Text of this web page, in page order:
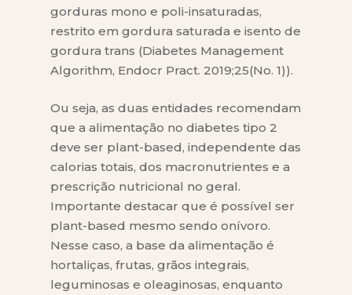
gorduras mono e poli-insaturadas,
restrito em gordura saturada e isento de
gordura trans (Diabetes Management
Algorithm, Endocr Pract. 2019;25(No. 1)).
Ou seja, as duas entidades recomendam
que a alimentação no diabetes tipo 2
deve ser plant-based, independente das
calorias totais, dos macronutrientes e a
prescrição nutricional no geral.
Importante destacar que é possível ser
plant-based mesmo sendo onívoro.
Nesse caso, a base da alimentação é
hortaliças, frutas, grãos integrais,
leguminosas e oleaginosas, enquanto